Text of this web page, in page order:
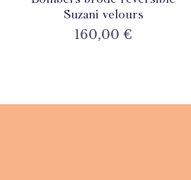
Suzani velours
Prix
160,00 €